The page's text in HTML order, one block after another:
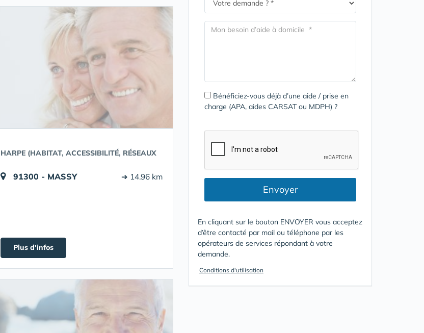
HARPE (HABITAT, ACCESSIBILITÉ, RÉSEAUX
91300 - MASSY ➔ 14.96 km
Plus d'infos
Bénéficiez-vous déjà d’une aide / prise en
charge (APA, aides CARSAT ou MDPH) ?
Envoyer
En cliquant sur le bouton ENVOYER vous acceptez
d’être contacté par mail ou téléphone par les
opérateurs de services répondant à votre
demande.
Conditions d'utilisation